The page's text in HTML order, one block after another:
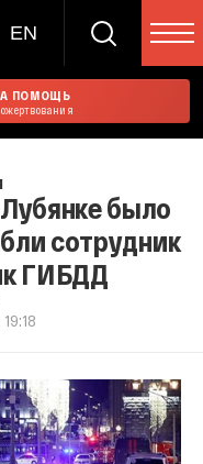
EN
ПОМОЩЬ
было
сотрудник
ГИБДД